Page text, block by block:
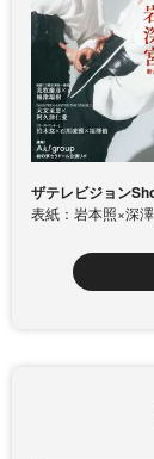
ザテレビジョン
表紙：岩本照×深